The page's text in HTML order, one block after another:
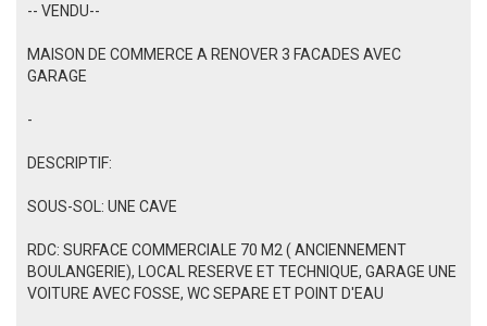
-- VENDU--
MAISON DE COMMERCE A RENOVER 3 FACADES AVEC
GARAGE
-
DESCRIPTIF:
SOUS-SOL: UNE CAVE
RDC: SURFACE COMMERCIALE 70 M2 ( ANCIENNEMENT
BOULANGERIE), LOCAL RESERVE ET TECHNIQUE, GARAGE UNE
VOITURE AVEC FOSSE, WC SEPARE ET POINT D'EAU